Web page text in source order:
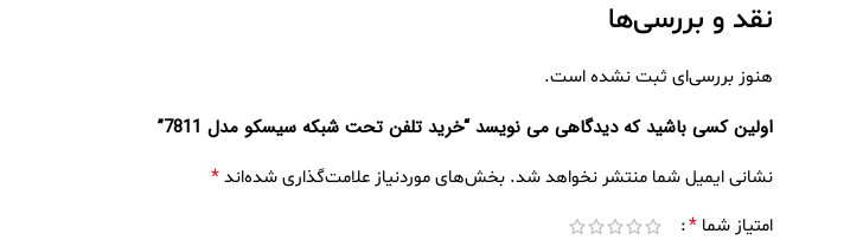
نقد و بررسی‌ها
هنوز بررسی‌ای ثبت نشده است.
اولین کسی باشید که دیدگاهی می نویسد “خرید تلفن تحت شبکه سیسکو مدل 7811”
نشانی ایمیل شما منتشر نخواهد شد. بخش‌های موردنیاز علامت‌گذاری شده‌اند*
امتیاز شما *